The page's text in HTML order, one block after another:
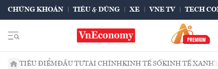
CHỨNG KHOÁN TIÊU & DÙNG XE VNE TV TECH
TIÊU ĐIỂMĐẦU TƯTÀI CHÍNHKINH TẾ SỐKINH TẾ XANH